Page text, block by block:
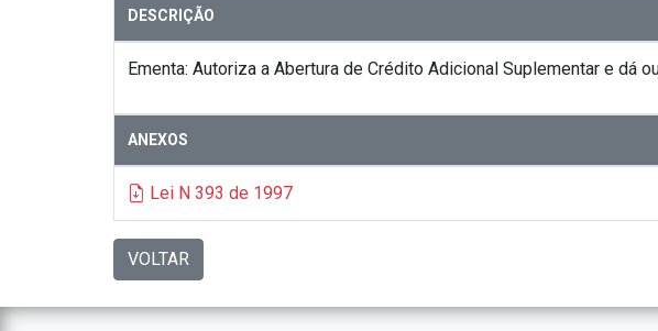
DESCRIÇÃO
Ementa: Autoriza a Abertura de Crédito Adicional Suplementar e dá
ANEXOS
Lei N 393 de 1997
VOLTAR